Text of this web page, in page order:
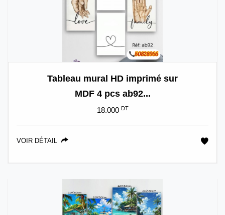
Tableau mural HD imprimé sur
MDF 4 pcs ab92...
18.000 DT
VOIR DÉTAIL